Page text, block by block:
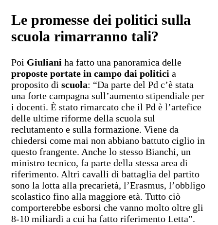
Le promesse dei politici sulla
scuola rimarranno tali?
Poi Giuliani ha fatto una panoramica delle
proposte portate in campo dai politici a
proposito di scuola: “Da parte del Pd c’è stata
una forte campagna sull’aumento stipendiale per
i docenti. È stato rimarcato che il Pd è l’artefice
delle ultime riforme della scuola sul
reclutamento e sulla formazione. Viene da
chiedersi come mai non abbiano battuto ciglio in
questo frangente. Anche lo stesso Bianchi, un
ministro tecnico, fa parte della stessa area di
riferimento. Altri cavalli di battaglia del partito
sono la lotta alla precarietà, l’Erasmus, l’obbligo
scolastico fino alla maggiore età. Tutto ciò
comporterebbe esborsi che vanno molto oltre gli
8-10 miliardi a cui ha fatto riferimento Letta”.